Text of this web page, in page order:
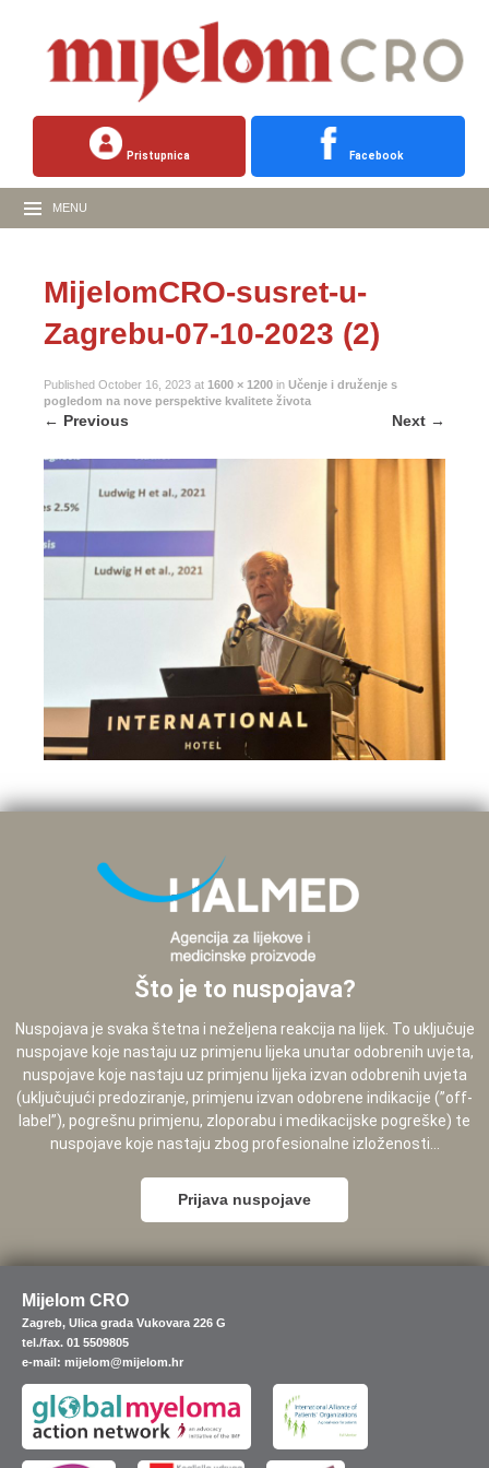
Pristupnica Facebook
MENU
MijelomCRO-susret-u-
Zagrebu-07-10-2023 (2)
Published October 16, 2023 at 1600 × 1200 in Učenje i druženje s
pogledom na nove perspektive kvalitete života
← Previous Next →
Što je to nuspojava?
Nuspojava je svaka štetna i neželjena reakcija na lijek. To uključuje
nuspojave koje nastaju uz primjenu lijeka unutar odobrenih uvjeta,
nuspojave koje nastaju uz primjenu lijeka izvan odobrenih uvjeta
(uključujući predoziranje, primjenu izvan odobrene indikacije (”off-
label”), pogrešnu primjenu, zloporabu i medikacijske pogreške) te
nuspojave koje nastaju zbog profesionalne izloženosti...
Prijava nuspojave
Mijelom CRO
Zagreb, Ulica grada Vukovara 226 G
tel./fax. 01 5509805
e-mail: mijelom@mijelom.hr